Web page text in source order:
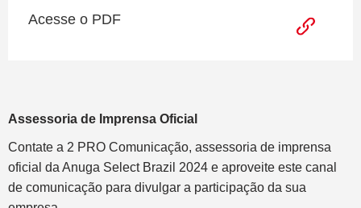
Acesse o PDF
Assessoria de Imprensa Oficial
Contate a 2 PRO Comunicação, assessoria de imprensa
oficial da Anuga Select Brazil 2024 e aproveite este canal
de comunicação para divulgar a participação da sua